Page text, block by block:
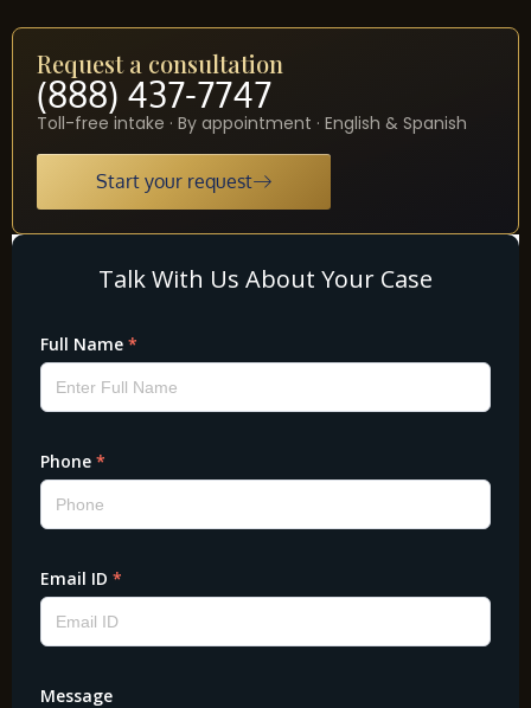
Request a consultation
(888) 437-7747
Toll-free intake · By appointment · English & Spanish
Start your request